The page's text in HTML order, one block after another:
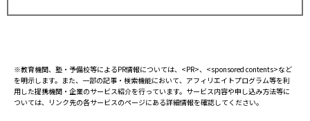
※教育機関、塾・予備校等によるPR情報については、<PR>、<sponsored contents>など
を明示します。また、一部の記事・検索機能において、アフィリエイトプログラム等を利
用した提携機関・企業のサービス紹介を行っています。サービス内容や申し込み方法等に
ついては、リンク先の各サービスのページにある詳細情報を確認してください。